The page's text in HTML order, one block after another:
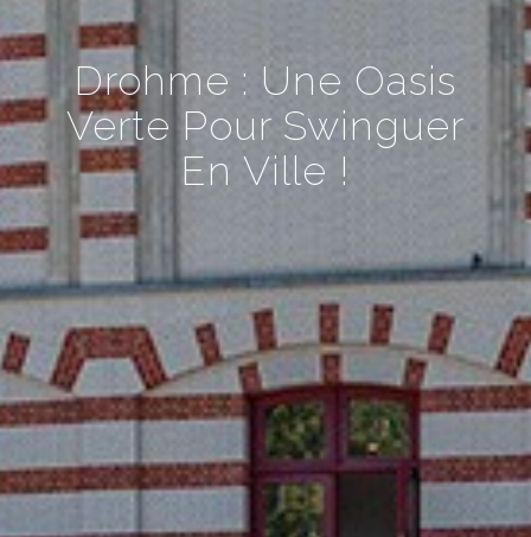
Drohme : Une Oasis
Verte Pour Swinguer
En Ville !